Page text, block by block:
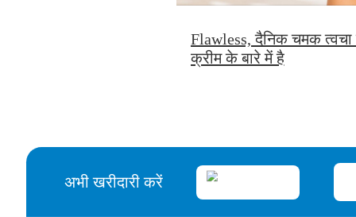
Flawless, दैनिक चमक
क्रीम के बारे में है
अभी खरीदारी करें